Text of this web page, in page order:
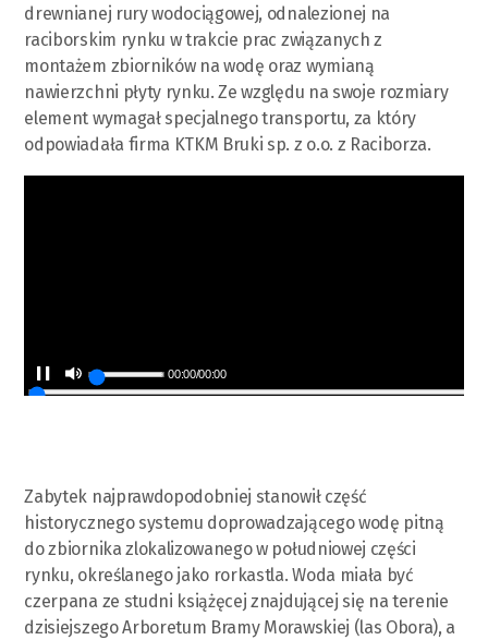
drewnianej rury wodociągowej, odnalezionej na
raciborskim rynku w trakcie prac związanych z
montażem zbiorników na wodę oraz wymianą
nawierzchni płyty rynku. Ze względu na swoje rozmiary
element wymagał specjalnego transportu, za który
odpowiadała firma KTKM Bruki sp. z o.o. z Raciborza.
00:00/00:00
Zabytek najprawdopodobniej stanowił część
historycznego systemu doprowadzającego wodę pitną
do zbiornika zlokalizowanego w południowej części
rynku, określanego jako rorkastla. Woda miała być
czerpana ze studni książęcej znajdującej się na terenie
dzisiejszego Arboretum Bramy Morawskiej (las Obora), a